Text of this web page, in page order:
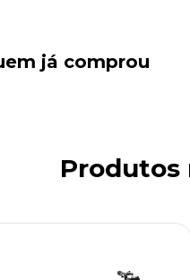
já comprou
Produtos